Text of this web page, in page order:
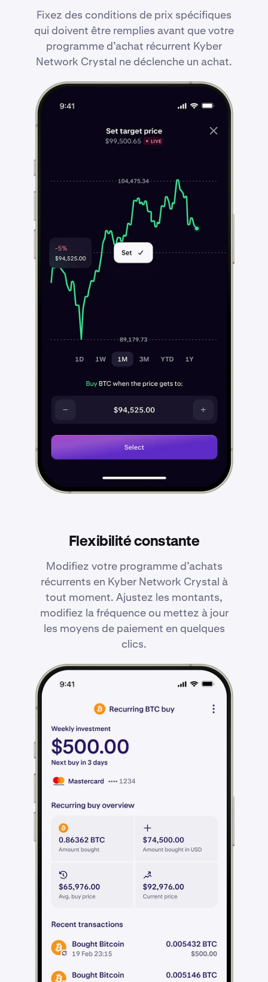
Fixez des conditions de prix spécifiques
qui doivent être remplies avant que votre
programme d’achat récurrent Kyber
Network Crystal ne déclenche un achat.
Flexibilité constante
Modifiez votre programme d’achats
récurrents en Kyber Network Crystal à
tout moment. Ajustez les montants,
modifiez la fréquence ou mettez à jour
les moyens de paiement en quelques
clics.